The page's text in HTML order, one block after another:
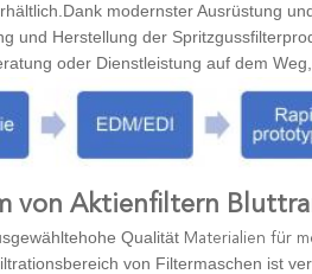
Dank modernster Ausrüstung
und Herstellung der
oder Dienstleistung auf dem
von Aktienfiltern
hohe Qualität Materialien für
von Filtermaschen ist